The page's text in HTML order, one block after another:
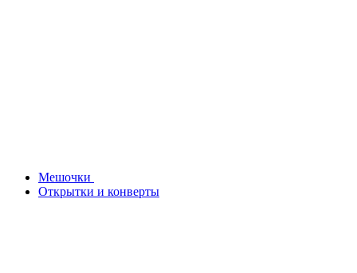
Мешочки
Открытки и конверты